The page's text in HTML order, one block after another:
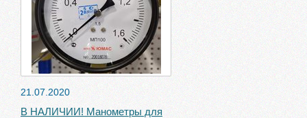
21.07.2020
В НАЛИЧИИ! Манометры для